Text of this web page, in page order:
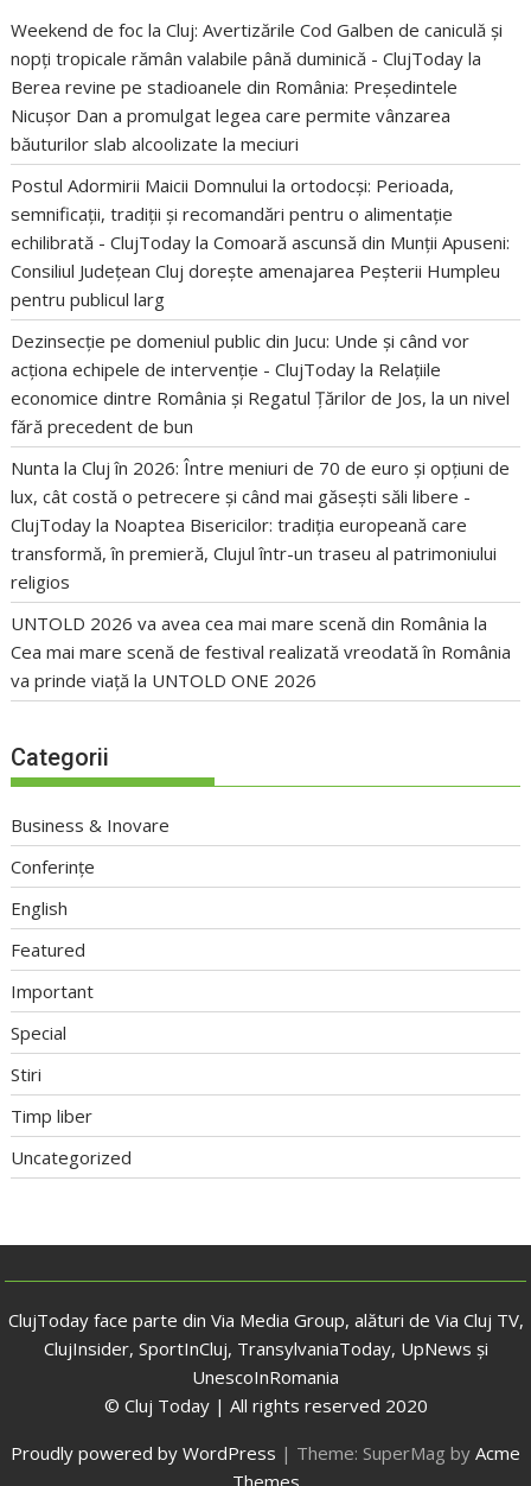
Weekend de foc la Cluj: Avertizările Cod Galben de caniculă și
nopți tropicale rămân valabile până duminică - ClujToday la
Berea revine pe stadioanele din România: Președintele
Nicușor Dan a promulgat legea care permite vânzarea
băuturilor slab alcoolizate la meciuri
Postul Adormirii Maicii Domnului la ortodocși: Perioada,
semnificații, tradiții și recomandări pentru o alimentație
echilibrată - ClujToday laComoară ascunsă din Munții Apuseni:
Consiliul Județean Cluj dorește amenajarea Peșterii Humpleu
pentru publicul larg
Dezinsecție pe domeniul public din Jucu: Unde și când vor
acționa echipele de intervenție - ClujToday la Relațiile
economice dintre România și Regatul Țărilor de Jos, la un nivel
fără precedent de bun
Nunta la Cluj în 2026: Între meniuri de 70 de euro și opțiuni de
lux, cât costă o petrecere și când mai găsești săli libere -
ClujToday la Noaptea Bisericilor: tradiția europeană care
transformă, în premieră, Clujul într-un traseu al patrimoniului
religios
UNTOLD 2026 va avea cea mai mare scenă din România la
Cea mai mare scenă de festival realizată vreodată în România
va prinde viață la UNTOLD ONE 2026
Categorii
Business & Inovare
Conferințe
English
Featured
Important
Special
Stiri
Timp liber
Uncategorized
ClujToday face parte din Via Media Group, alături de Via Cluj TV,
ClujInsider, SportInCluj, TransylvaniaToday, UpNews și
UnescoInRomania
© Cluj Today | All rights reserved 2020
Proudly powered by WordPress | Theme: SuperMag by Acme